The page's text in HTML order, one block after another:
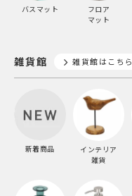
バスマット
フロア
マット
雑貨館 雑貨館はこちら
新着商品
インテリア
雑貨